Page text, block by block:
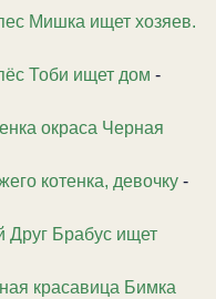
Мишка ищет хозяев.
Тоби ищет дом -
окраса Черная
котенка, девочку -
Друг Брабус ищет
красавица Бимка